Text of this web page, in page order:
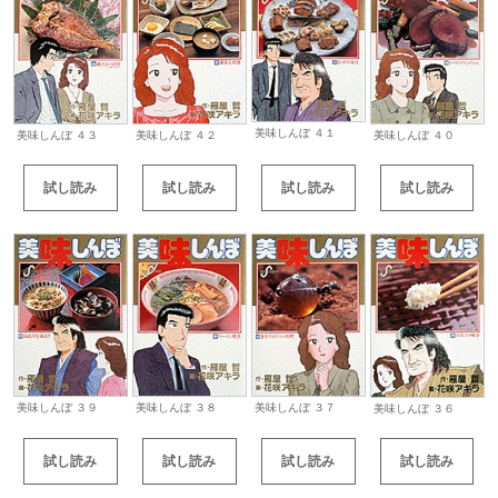
美味しんぼ ４３
試し読み
美味しんぼ ４２
試し読み
美味しんぼ ４１
試し読み
美味しんぼ ４０
試し読み
美味しんぼ ３９
試し読み
美味しんぼ ３８
試し読み
美味しんぼ ３７
試し読み
美味しんぼ ３６
試し読み